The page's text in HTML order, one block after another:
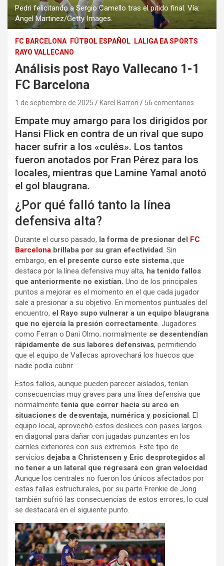
Pedri felicitando a Sergio Camello tras el pitido final. Vía:
Angel Martinez/Getty Images.
FC BARCELONA FÚTBOL ESPAÑOL
LALIGA EA SPORTS
RAYO VALLECANO
Análisis post Rayo Vallecano 1-1
FC Barcelona
1 de septiembre de 2025 Karel Barron 56 comentarios
Empate muy amargo para los dirigidos por
Hansi Flick en contra de un rival que supo
hacer sufrir a los «culés». Los tantos
fueron anotados por Fran Pérez para los
locales, mientras que Lamine Yamal anotó
el gol blaugrana.
¿Por qué falló tanto la línea
defensiva alta?
Durante el curso pasado, la forma de presionar del
FC
Barcelona brillaba por su gran efectividad. Sin
embargo, en el presente curso este sistema ,que
destaca por la línea defensiva muy alta, ha tenido fallos
que anteriormente no existían. Uno de los principales
puntos a mejorar es el momento en el que cada jugador
sale a presionar a su objetivo. En momentos puntuales del
encuentro, el Rayo supo vulnerar a un equipo blaugrana
que no ejercía la presión correctamente. Jugadores
como Ferran o Dani Olmo, normalmente se desentendían
rápidamente de sus labores defensivas, permitiendo
que el equipo de Vallecas aprovechará los huecos que
nadie podía cubrir.
Estos fallos, aunque pueden parecer aislados, tenían
consecuencias muy graves para una línea defensiva que
normalmentetenía que correr hacia su arco en
situaciones de desventaja, numérica y posicional . El
equipo local, aprovechó estos deslices con pases largos
en diagonal para dañar con jugadas punzantes en los
carriles exteriores con sus extremos. Este tipo de
servicios dejaba a Christensen y Eric desprotegidos al
no tener a un lateral que regresará con gran velocidad.
Aunque los centrales no fueron los únicos afectados por
estas fallas estructurales, por su parte Frenkie de Jong
también sufrió las consecuencias de estos errores, lo cual
se destacará en el siguiente punto.